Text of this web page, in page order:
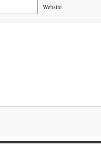
Website